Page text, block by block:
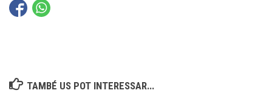
TAMBÉ US POT INTERESSAR...